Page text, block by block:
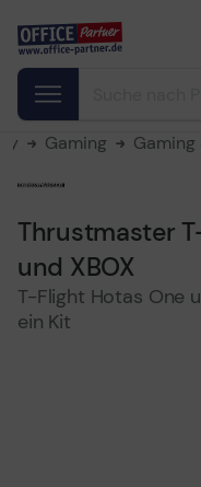
Gaming
Thrustmaster
und XBOX
T-Flight Hotas One
ein Kit